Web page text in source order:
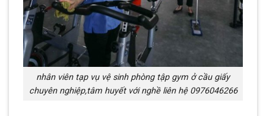
nhân viên tạp vụ vệ sinh phòng tập gym ở cầu giấy
chuyên nghiệp,tâm huyết với nghề liên hệ 0976046266